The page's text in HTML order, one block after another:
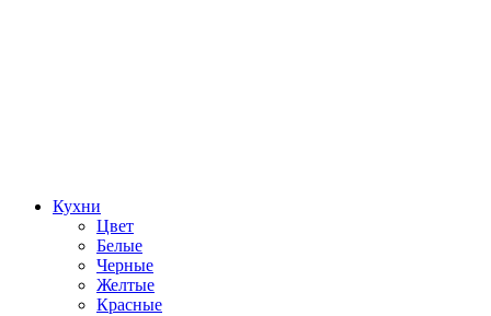
Кухни
Цвет
Белые
Черные
Желтые
Красные